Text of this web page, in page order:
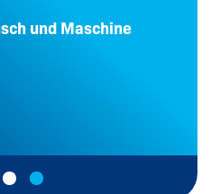
und Maschine